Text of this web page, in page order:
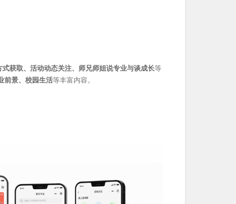
获取、活动动态关注、师兄师姐说专业与谈成长等
前景、校园生活等丰富内容。